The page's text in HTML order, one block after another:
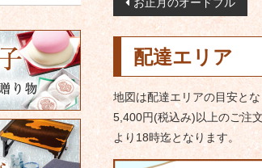
稿
ゲ
ー
シ
ョ
お正月のオードブル
配達エリア
地図は配達エリアの目安と
5,400円(税込み)以上のご注
より18時迄となります。